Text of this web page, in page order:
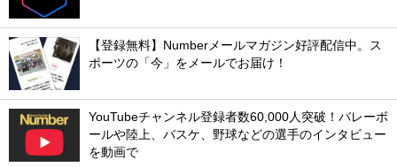
【登録無料】Numberメールマガジン好評配信中。ス
ポーツの「今」をメールでお届け！
YouTubeチャンネル登録者数60,000人突破！バレーボ
ールや陸上、バスケ、野球などの選手のインタビュー
を動画で